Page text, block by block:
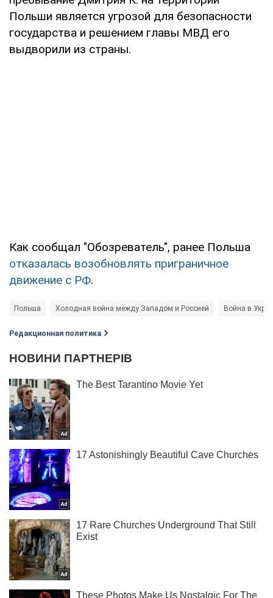
Польши является угрозой для безопасности
государства и решением главы МВД его
выдворили из страны.
Как сообщал "Обозреватель", ранее Польша
отказалась возобновлять приграничное
движение с РФ.
Польша Холодная война между Западом и Россией Война в
Редакционная политика